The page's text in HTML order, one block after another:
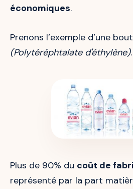
économiques.
Prenons l’exemple d’une
(Polytéréphtalate d'éthylène).
Plus de 90% du coût de
représenté par la part